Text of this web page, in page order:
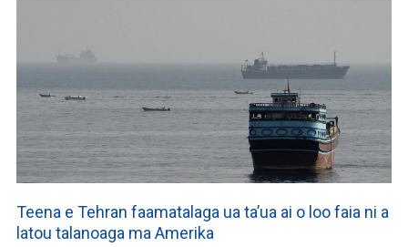
Teena e Tehran faamatalaga ua ta’ua ai o loo faia ni a
latou talanoaga ma Amerika